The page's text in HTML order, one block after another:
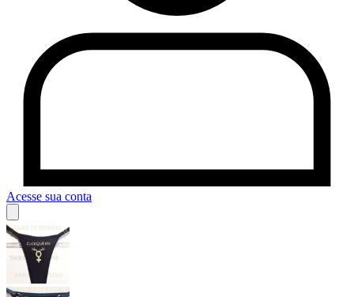
Acesse sua conta